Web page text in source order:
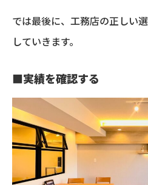
では最後に、工務店の正しい
していきます。
■実績を確認する